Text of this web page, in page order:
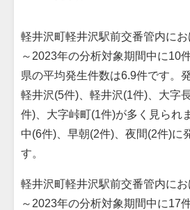
軽井沢町軽井沢駅前交番管内に
～2023年の分析対象期間中に10
県の平均発生件数は6.9件です。
軽井沢(5件)、軽井沢(1件)、大字
件)、大字峠町(1件)が多く見られ
中(6件)、早朝(2件)、夜間(2件)に
す。
軽井沢町軽井沢駅前交番管内に
～2023年の分析対象期間中に17